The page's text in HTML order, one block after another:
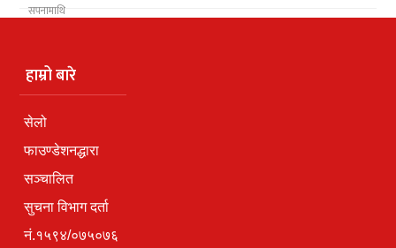
हाम्रो बारे
सेलो
फाउण्डेशनद्धारा
सञ्चालित
सुचना विभाग दर्ता
नं.१५९४/०७५०७६